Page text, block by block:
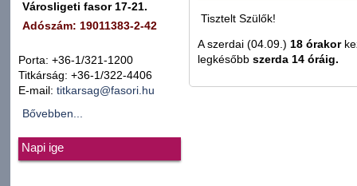
Városligeti fasor 17-21.
Adószám: 19011383-2-42
Porta: +36-1/321-1200
Titkárság: +36-1/322-4406
E-mail: titkarsag@fasori.hu
Bővebben...
Napi ige
Tisztelt Szülők!
A szerdai (04.09.) 18 órakor
legkésőbb szerda 14 óráig.